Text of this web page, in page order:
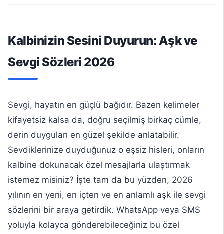
Kalbinizin Sesini Duyurun: Aşk ve
Sevgi Sözleri 2026
Sevgi, hayatın en güçlü bağıdır. Bazen kelimeler
kifayetsiz kalsa da, doğru seçilmiş birkaç cümle,
derin duyguları en güzel şekilde anlatabilir.
Sevdiklerinize duyduğunuz o eşsiz hisleri, onların
kalbine dokunacak özel mesajlarla ulaştırmak
istemez misiniz? İşte tam da bu yüzden, 2026
yılının en yeni, en içten ve en anlamlı aşk ile sevgi
sözlerini bir araya getirdik. WhatsApp veya SMS
yoluyla kolayca gönderebileceğiniz bu özel